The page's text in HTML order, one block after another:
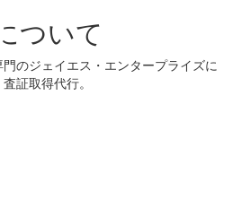
ついて
のジェイエス・エンタープライズに
証取得代行。